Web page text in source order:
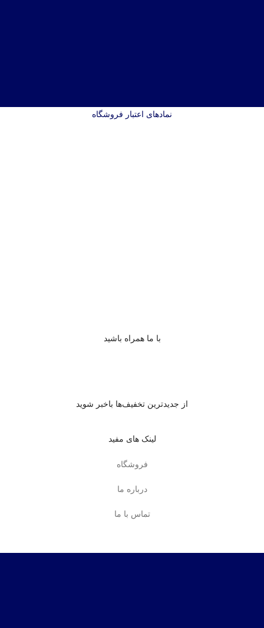
نمادهای اعتبار فروشگاه
با ما همراه باشید
از جدیدترین تخفیف‌ها باخبر شوید
لینک های مفید
فروشگاه
درباره ما
تماس با ما